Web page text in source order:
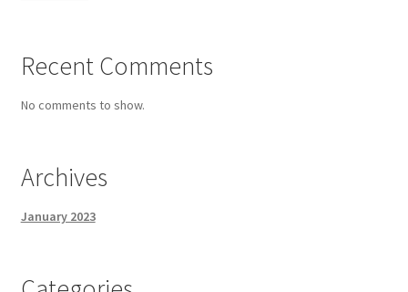
Recent Comments
No comments to show.
Archives
January 2023